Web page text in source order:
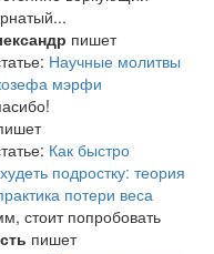
пишет
Научные молитвы
мэрфи
Как быстро
подростку: теория
потери веса
стоит попробовать
пишет